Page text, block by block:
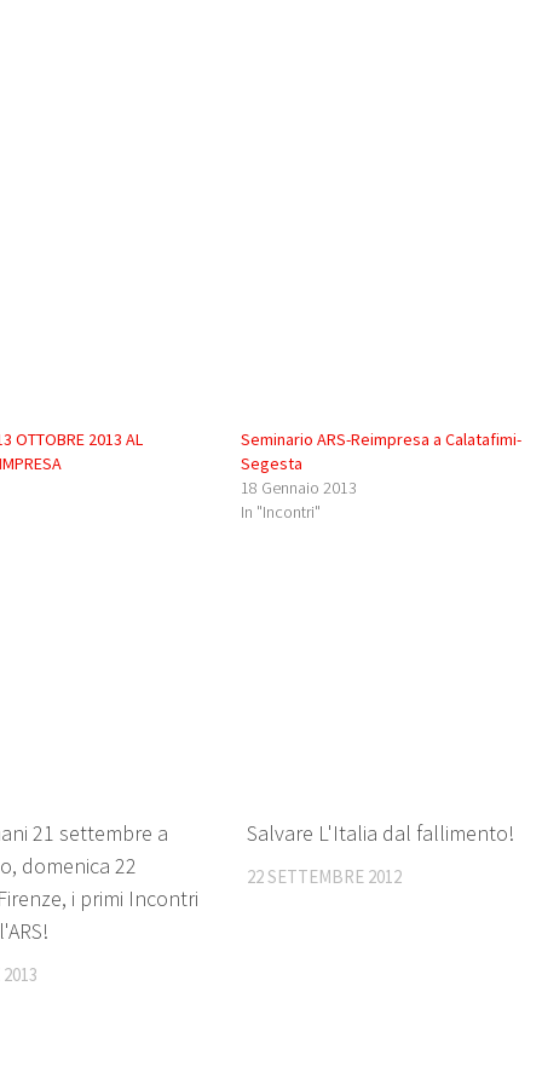
OTTOBRE 2013 AL
Seminario ARS-Reimpresa a Calatafimi-
Segesta
18 Gennaio 2013
In "Incontri"
21 settembre a
domenica 22
i primi Incontri
Salvare L'Italia dal fallimento!
22 SETTEMBRE 2012